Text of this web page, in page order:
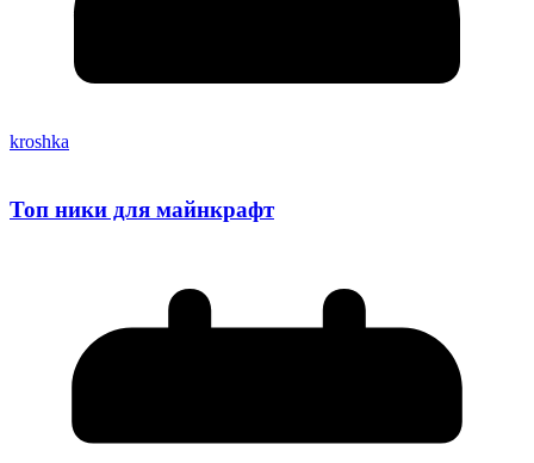
kroshka
Топ ники для майнкрафт